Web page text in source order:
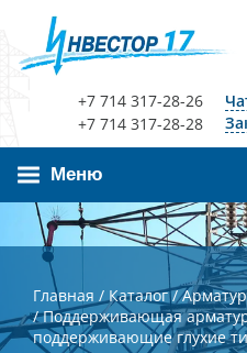
+7 714 317-28-26
+7 714 317-28-28
Меню
Главная /Каталог/
/Поддерживающая
поддерживающие глухие